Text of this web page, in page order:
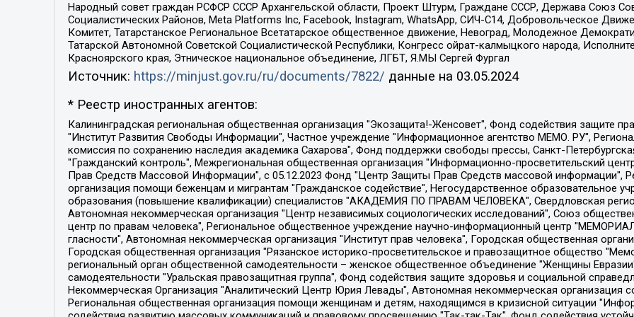
Народный совет граждан РСФСР СССР Архангельской области, Проект Штурм, Граждане СССР, Держава Союз
Социалистических Районов, Meta Platforms Inc, Facebook, Instagram, WhatsApp, СИЧ-С14, Добровольческое
Комитет, Татарстанское Региональное Всетатарское общественное движение, Невоград, Молодежное
Татарской Автономной Советской Социалистической Республики, Конгресс ойрат-калмыцкого народа,
Красноярского края, Этническое национальное объединение, ЛГБТ, Я.МЫ Сергей Фургал
Источник: https://minjust.gov.ru/ru/documents/7822/ данные на 03.05.2024
* Реестр иностранных агентов:
Калининградская региональная общественная организация "Экозащита!-Женсовет", Фонд содействия защите прав и свобод граждан "Общественный вердикт", Фонд "Институт Развития Свободы Информации", Частное учреждение "Информационное агентство МЕМО. РУ", Региональная общественная организация "Общественная комиссия по сохранению наследия академика Сахарова", Фонд поддержки свободы прессы, Санкт-Петербургская общественная правозащитная организация "Гражданский контроль", Межрегиональная общественная организация "Информационно-просветительский центр "Мемориал", Региональный Фонд "Центр Защиты Прав Средств Массовой Информации", с 05.12.2023 Фонд "Центр Защиты Прав Средств массовой информации", Региональная общественная благотворительная организация помощи беженцам и мигрантам "Гражданское содействие", Негосударственное образовательное учреждение дополнительного профессионального образования (повышение квалификации) специалистов "АКАДЕМИЯ ПО ПРАВАМ ЧЕЛОВЕКА", Свердловская региональная общественная организация "Сутяжник", Автономная некоммерческая организация "Центр независимых социологических исследований", Союз общественных объединений "Российский исследовательский центр по правам человека", Региональное общественное учреждение научно-информационный центр "МЕМОРИАЛ", Некоммерческая организация "Фонд защиты гласности", Автономная некоммерческая организация "Институт прав человека", Городская общественная организация "Екатеринбургское общество "МЕМОРИАЛ", Городская общественная организация "Рязанское историко-просветительское и правозащитное общество "Мемориал" (Рязанский Мемориал), Челябинский региональный орган общественной самодеятельности – женское общественное объединение "Женщины Евразии", Челябинский региональный орган общественной самодеятельности "Уральская правозащитная группа", Фонд содействия защите здоровья и социальной справедливости имени Андрея Рылькова, Автономная Некоммерческая Организация "Аналитический Центр Юрия Левады", Автономная некоммерческая организация социальной поддержки населения "Проект Апрель", Региональная общественная организация помощи женщинам и детям, находящимся в кризисной ситуации "Информационно-методический центр "Анна", Фонд содействия развитию массовых коммуникаций и правовому просвещению "Так-так-Так", Фонд содействия устойчивому развитию "Серебряная тайга", Свердловский региональный общественный фонд социальных проектов "Новое время", "Idel.Реалии", Кавказ.Реалии, Крым.Реалии, Телеканал Настоящее Время, Татаро-башкирская служба Радио Свобода (Azatliq Radiosi), Радио Свободная Европа/Радио Свобода (PCE/PC), "Сибирь.Реалии", "Фактограф", Благотворительный фонд помощи осужденным и их семьям, Автономная некоммерческая организация "Институт глобализации и социальных движений", Фонд "В защиту прав заключенных", Частное учреждение "Центр поддержки и содействия развитию средств массовой информации", Пензенский региональный общественный благотворительный фонд "Гражданский союз", "Север.Реалии", Некоммерческая организация Фонд "Правовая инициатива", Общество с ограниченной ответственностью "Радио Свободная Европа/Радио Свобода", Чешское информационное агентство "MEDIUM-ORIENT", Красноярская региональная общественная организация "Мы против СПИДа", Камалягин Денис Николаевич, Маркелов Сергей Евгеньевич, Пономарев Лев Александрович, Савицкая Людмила Алексеевна, Автономная некоммерческая организация "Центр по работе с проблемой насилия "НАСИЛИЮ.НЕТ", Межрегиональный профессиональный союз работников здравоохранения "Альянс врачей", Юридическое лицо, зарегистрированное в Латвийской Республике, SIA "Medusa Project" (регистрационный номер 40103797863, дата регистрации 10.06.2014), Некоммерческая организация "Фонд по борьбе с коррупцией", Автономная некоммерческая организация "Институт права и публичной политики", Баданин Роман Сергеевич, Гликин Максим Александрович, Железнова Мария Михайловна, Лукьянова Юлия Сергеевна, Маетная Елизавета Витальевна, Маняхин Петр Борисович, Чуракова Ольга Владимировна, Ярош Юлия Петровна, Юридическое лицо "The Insider SIA", зарегистрированное в Риге, Латвийская Республика (дата регистрации 26.06.2015), являющееся администратором доменного имени интернет-издания "The Insider SIA", https://theins.ru, Постернак Алексей Евгеньевич, Рубин Михаил Аркадьевич, Анин Роман Александрович, Юридическое лицо Istories fonds, зарегистрированное в Латвийской Республике (регистрационный номер 50008295751, дата регистрации 24.02.2020), Великовский Дмитрий Александрович, Долинина Ирина Николаевна, Мароховская Алеся Алексеевна, Шлейнов Роман Юрьевич, Шмагун Олеся Валентиновна, Общество с ограниченной ответственностью "Альтаир 2021", Общество с ограниченной ответственностью "Вега 2021", Общество с ограниченной ответственностью "Главный редактор 2021", Общество с ограниченной ответственностью "Ромашки монолит", Важенков Артем Валерьевич, Ивановская областная общественная организация "Центр гендерных исследований", Гурман Юрий Альбертович, Медиапроект "ОВД-Инфо", Егоров Владимир Владимирович, Жилинский Владимир Александрович, Общество с ограниченной ответственностью "ЗП", Иванова София Юрьевна, Карезина Инна Павловна, Кильтау Екатерина Викторовна, Петров Алексей Викторович, Пискунов Сергей Евгеньевич, Смирнов Сергей Сергеевич, Тихонов Михаил Сергеевич, Общество с ограниченной ответственностью "ЖУРНАЛИСТ-ИНОСТРАННЫЙ АГЕНТ", Арапова Галина Юрьевна, Вольтская Татьяна Анатольевна, Американская компания "Mason G.E.S. Anonymous Foundation" (США), являющаяся владельцем интернет-издания https://mnews.world/, Компания "Stichting Bellingcat", зарегистрированная в Нидерландах (дата регистрации 11.07.2018), Захаров Андрей Вячеславович, Клепиковская Екатерина Дмитриевна, Общество с ограниченной ответственностью "МЕМО", Перл Роман Александрович, Симонов Евгений Алексеевич, Соловьева Елена Анатольевна, Сотников Даниил Владимирович, Сурначева Елизавета Дмитриевна, Автономная некоммерческая организация по защите прав человека и информированию населения "Якутия – Наше Мнение", Общество с ограниченной ответственностью "Москоу диджитал медиа", с 26.01.2023 Общество с ограниченной ответственностью "Чайка Белые сады", Ветошкина Валерия Валерьевна, Заговора Максим Александрович, Межрегиональное общественное движение "Российская ЛГБТ - сеть", Оленичев Максим Владимирович, Павлов Иван Юрьевич, Скворцова Елена Сергеевна, Общество с ограниченной ответственностью "Как бы инагент", Кочетков Игорь Викторович, Общество с ограниченной ответственностью "Честные выборы", Еланчик Олег Александрович, Общество с ограниченной ответственностью "Нобелевский призыв", Гималова Регина Эмилевна, Григорьев Андрей Валерьевич, Григорьева Алина Александровна, Ассоциация по содействию защите прав призывников, альтернативнослужащих и военнослужащих "Правозащитная группа